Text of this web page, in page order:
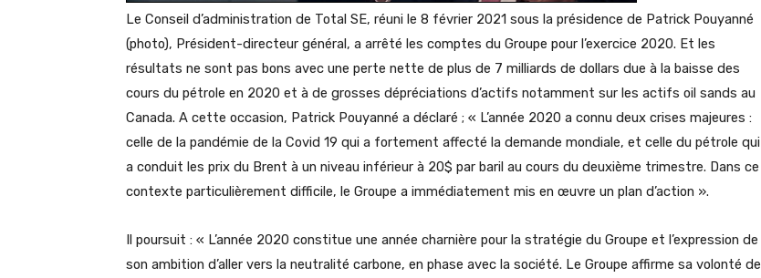
Le Conseil d’administration de Total SE, réuni le 8 février 2021 sous la présidence de Patrick Pouyanné
(photo), Président-directeur général, a arrêté les comptes du Groupe pour l’exercice 2020. Et les
résultats ne sont pas bons avec une perte nette de plus de 7 milliards de dollars due à la baisse des
cours du pétrole en 2020 et à de grosses dépréciations d’actifs notamment sur les actifs oil sands au
Canada. A cette occasion, Patrick Pouyanné a déclaré ; « L’année 2020 a connu deux crises majeures :
celle de la pandémie de la Covid 19 qui a fortement affecté la demande mondiale, et celle du pétrole qui
a conduit les prix du Brent à un niveau inférieur à 20$ par baril au cours du deuxième trimestre. Dans ce
contexte particulièrement difficile, le Groupe a immédiatement mis en œuvre un plan d’action ».
Il poursuit : « L’année 2020 constitue une année charnière pour la stratégie du Groupe et l’expression de
son ambition d’aller vers la neutralité carbone, en phase avec la société. Le Groupe affirme sa volonté de